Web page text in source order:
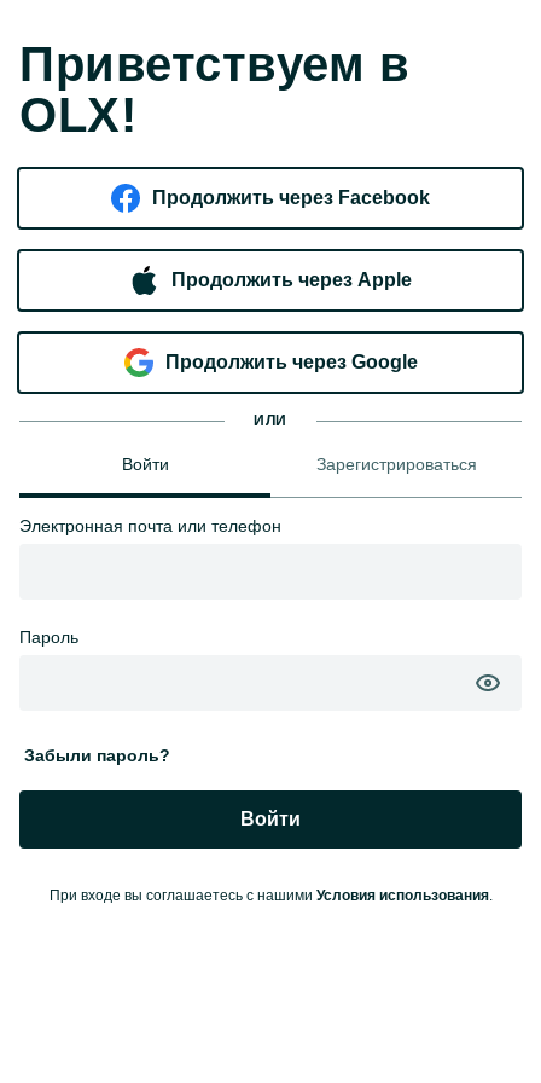
Приветствуем в
OLX!
Продолжить через Facebook
Продолжить через Apple
Продолжить через Google
ИЛИ
Войти Зарегистрироваться
Электронная почта или телефон
Пароль
Забыли пароль?
Войти
При входе вы соглашаетесь с нашими Условия использования.